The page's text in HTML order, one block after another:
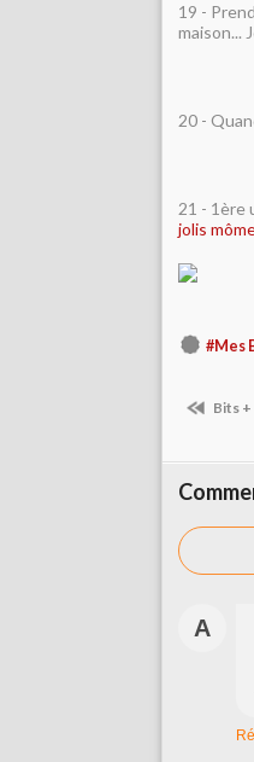
19 -
maison...
20 -
21 - 1ère
jolis
#Mes
Bits +
A